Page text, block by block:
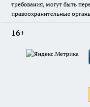
требования, могут быть
правоохранительные
16+